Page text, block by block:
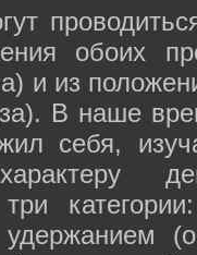
обоих
и из
В наше
себя,